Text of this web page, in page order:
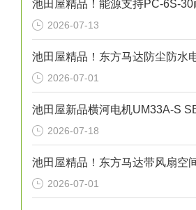
2026-07-13
2026-07-01
2026-07-18
2026-07-01